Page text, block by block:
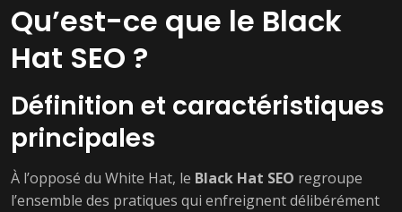
Qu’est-ce que le Black
Hat SEO ?
Définition et caractéristiques
principales
À l’opposé du White Hat, le Black Hat SEO regroupe
l’ensemble des pratiques qui enfreignent délibérément